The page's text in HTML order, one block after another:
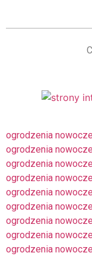
ogrodzenia
ogrodzenia
ogrodzenia
ogrodzenia
ogrodzenia
ogrodzenia
ogrodzenia
ogrodzenia
ogrodzenia